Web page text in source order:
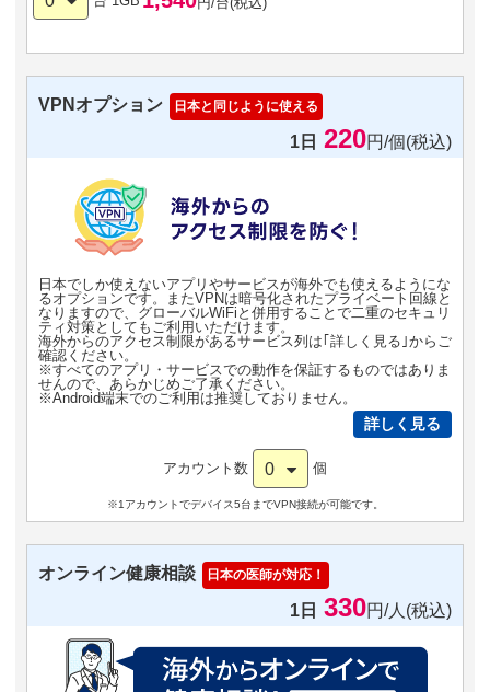
VPNオプション 日本と同じように使える
1日 220円/個(税込)
日本でしか使えないアプリやサービスが海外でも使えるようにな
るオプションです。またVPNは暗号化されたプライベート回線と
なりますので、グローバルWiFiと併用することで二重のセキュリ
ティ対策としてもご利用いただけます。
海外からのアクセス制限があるサービス列は｢詳しく見る｣からご
確認ください。
※すべてのアプリ・サービスでの動作を保証するものではありま
せんので、あらかじめご了承ください。
※Android端末でのご利用は推奨しておりません。
詳しく見る
アカウント数 0 個
※1アカウントでデバイス5台までVPN接続が可能です。
オンライン健康相談 日本の医師が対応！
1日 330円/人(税込)